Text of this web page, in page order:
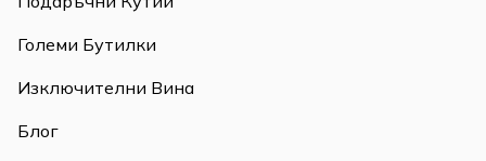
Големи Бутилки
Изключителни Вина
Блог